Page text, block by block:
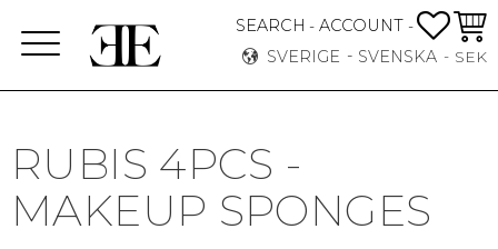
Meny
SEARCH - ACCOUNT -
SVERIGE
SVENSKA SEK
RUBIS 4PCS -
MAKEUP SPONGES